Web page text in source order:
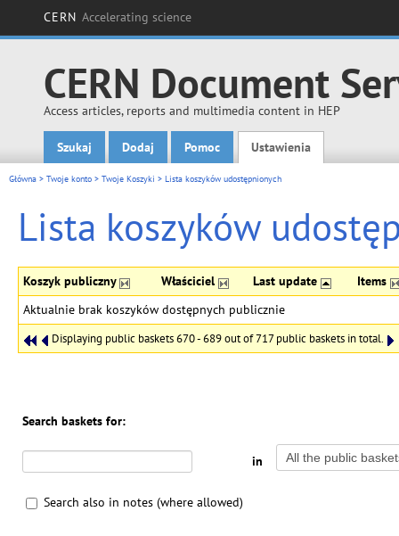
CERN Accelerating science
CERN Document
Access articles, reports and multimedia content in HEP
Main menu
Szukaj Dodaj Pomoc Ustawienia
Główna > Twoje konto > Twoje Koszyki > Lista koszyków udostępnionych
Lista koszyków
Koszyk publiczny Właściciel Last update Items
Displaying public baskets 670 - 689 out of 717 public baskets in total.
Aktualnie brak koszyków dostępnych publicznie
Search baskets for:
in
Search also in notes (where allowed)